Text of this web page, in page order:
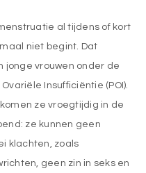
al tijdens of kort
niet begint. Dat
jonge vrouwen onder de
Insufficiëntie (POI).
ze vroegtijdig in de
ze kunnen geen
klachten, zoals
geen zin in seks en